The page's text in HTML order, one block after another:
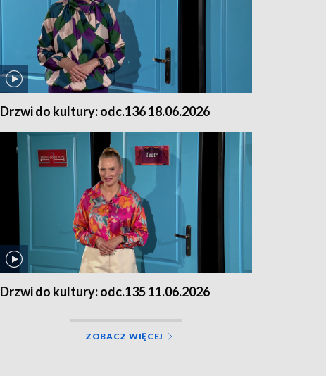
Drzwi do kultury: odc.136 18.06.2026
Drzwi do kultury: odc.135 11.06.2026
ZOBACZ WIĘCEJ